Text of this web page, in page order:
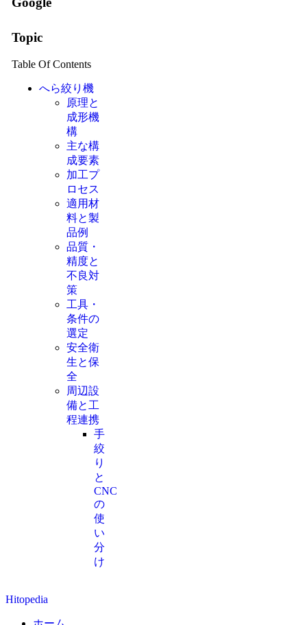
Topic
Table Of Contents
へら絞り機
原理と
成形機
構
主な構
成要素
加工プ
ロセス
適用材
料と製
品例
品質・
精度と
不良対
策
工具・
条件の
選定
安全衛
生と保
全
周辺設
備と工
程連携
手
絞
り
と
CNC
の
使
い
分
け
Hitopedia